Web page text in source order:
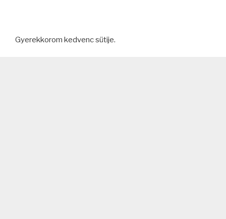
Gyerekkorom kedvenc sütije.